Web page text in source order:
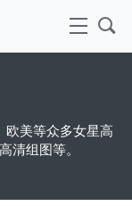
欧美等众多女星高
清组图等。